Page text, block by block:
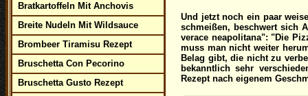
Bratkartoffeln Mit Anchovis
Breite Nudeln Mit Wildsauce
Brombeer Tiramisu Rezept
Bruschetta Con Pecorino
Bruschetta Gusto Rezept
Und jetzt noch ein paar
schmeißen, beschwert sich
verace neapolitana": "Die
muss man nicht weiter
Belag gibt, die nicht zu
bekanntlich sehr
Rezept nach eigenem